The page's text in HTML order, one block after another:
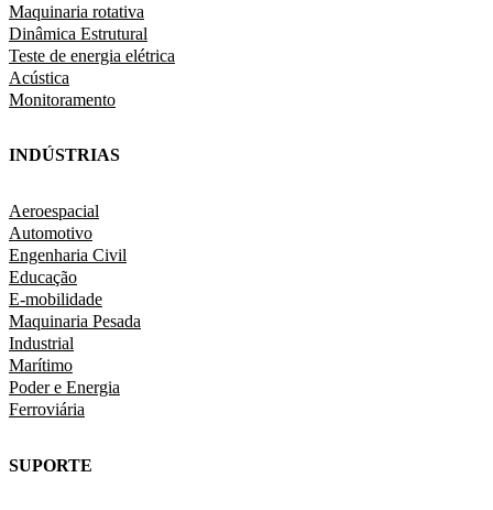
Maquinaria rotativa
Dinâmica Estrutural
Teste de energia elétrica
Acústica
Monitoramento
INDÚSTRIAS
Aeroespacial
Automotivo
Engenharia Civil
Educação
E-mobilidade
Maquinaria Pesada
Industrial
Marítimo
Poder e Energia
Ferroviária
SUPORTE